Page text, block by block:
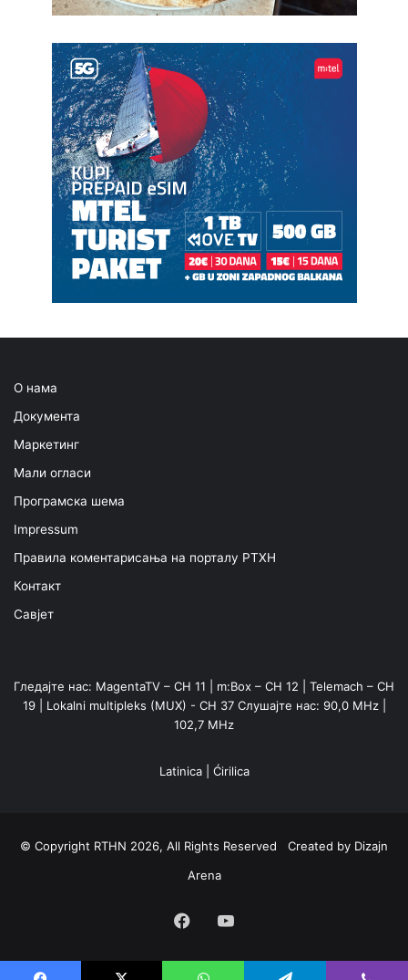
О нама
Документа
Маркетинг
Мали огласи
Програмска шема
Impressum
Правила коментарисања на порталу РТХН
Контакт
Савјет
Гледајте нас: MagentaTV – CH 11 | m:Box – CH 12 | Telemach – CH
19 | Lokalni multipleks (MUX) - CH 37 Слушајте нас: 90,0 MHz |
102,7 MHz
Latinica| Ćirilica
© Copyright RTHN 2026, All Rights Reserved Created by Dizajn
Arena
FacebookYouTube